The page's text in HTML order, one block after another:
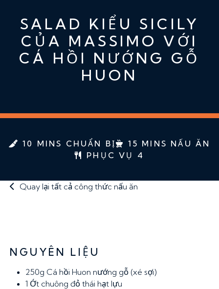
SALAD KIỂU SICILY
CỦA MASSIMO VỚI
CÁ HỒI NƯỚNG GỖ
HUON
10 MINS CHUẨN BỊ
15 MINS NẤU ĂN
PHỤC VỤ 4
Quay lại tất cả công thức nấu ăn
NGUYÊN LIỆU
250g Cá hồi Huon nướng gỗ (xé sợi)
1 Ớt chuông đỏ thái hạt lựu